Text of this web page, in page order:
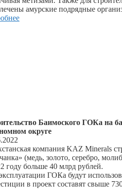
амурские подрядные
Баимоского ГОКа на
округе
компания KAZ Minerals
(медь, золото, серебро,
году больше 40 млрд рублей.
ГОКа будут
в проект составят свыше